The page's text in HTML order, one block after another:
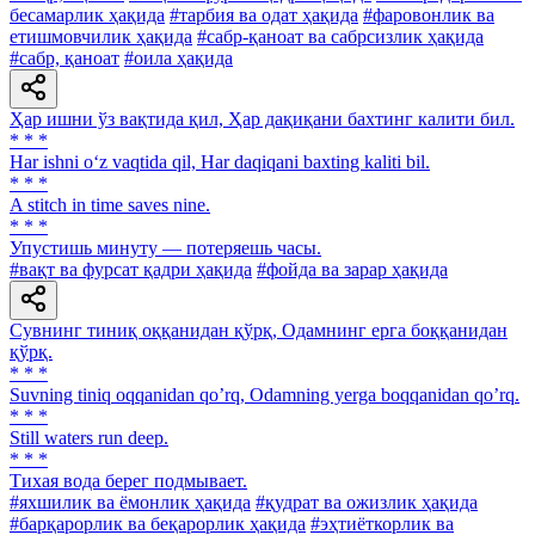
бесамарлик ҳақида #тарбия ва одат ҳақида #фаровонлик ва
етишмовчилик ҳақида #сабр-қаноат ва сабрсизлик ҳақида
#сабр, қаноат #оила ҳақида
Ҳар ишни ўз вақтида қил, Ҳар дақиқани бахтинг калити бил.
* * *
Har ishni o‘z vaqtida qil, Har daqiqani baxting kaliti bil.
* * *
A stitch in time saves nine.
* * *
Упустишь минуту — потеряешь часы.
#вақт ва фурсат қадри ҳақида #фойда ва зарар ҳақида
Сувнинг тиниқ оққанидан қўрқ, Одамнинг ерга боққанидан
қўрқ.
* * *
Suvning tiniq oqqanidan qoʼrq, Odamning yerga boqqanidan qoʼrq.
* * *
Still waters run deep.
* * *
Тихая вода берег подмывает.
#яхшилик ва ёмонлик ҳақида #қудрат ва ожизлик ҳақида
#барқарорлик ва беқарорлик ҳақида #эҳтиёткорлик ва